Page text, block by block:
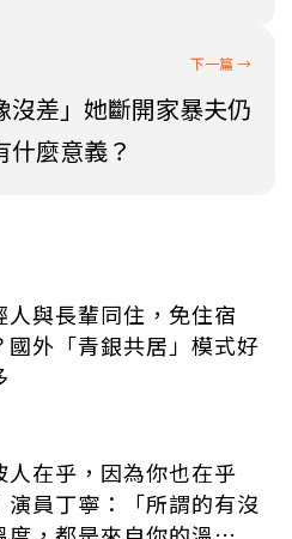
沒差」她斷開家暴夫仍
麼意義？
人與長輩同住，免住宿
國外「青銀共居」模式好
人在乎，因為你也在乎
演員丁寧：「所謂的有沒